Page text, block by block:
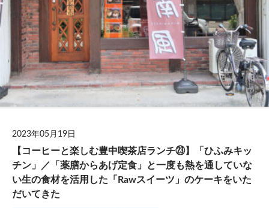
2023年05月19日
【コーヒーと楽しむ豊中喫茶店ランチ㉓】「ひふみキッ
チン」／「薬膳からあげ定食」と一度も熱を通していな
い生の食材を活用した「Rawスイーツ」のケーキをいた
だいてきた